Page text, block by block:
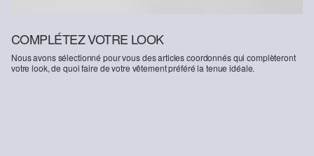
COMPLÉTEZ VOTRE LOOK
Nous avons sélectionné pour vous des articles coordonnés qui complèteront
votre look, de quoi faire de votre vêtement préféré la tenue idéale.